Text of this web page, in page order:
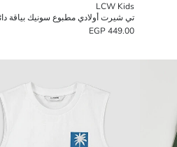
LCW Kids
تي شيرت أولادي مطبوع سونيك بياقة
449.00 EGP